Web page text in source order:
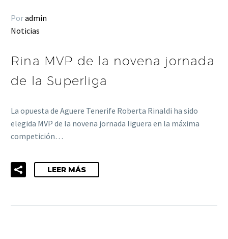
Poradmin
Noticias
Rina MVP de la novena jornada
de la Superliga
La opuesta de Aguere Tenerife Roberta Rinaldi ha sido
elegida MVP de la novena jornada liguera en la máxima
competición…
LEER MÁS